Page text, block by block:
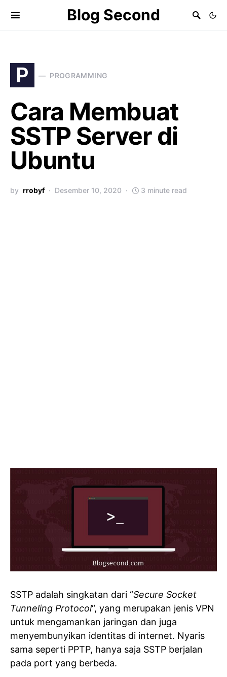
Blog Second
P PROGRAMMING
Cara Membuat
SSTP Server di
Ubuntu
by rrobyf Desember 10, 2020 3 minute read
SSTP adalah singkatan dari “Secure Socket
Tunneling Protocol“, yang merupakan jenis VPN
untuk mengamankan jaringan dan juga
menyembunyikan identitas di internet. Nyaris
sama seperti PPTP, hanya saja SSTP berjalan
pada port yang berbeda.